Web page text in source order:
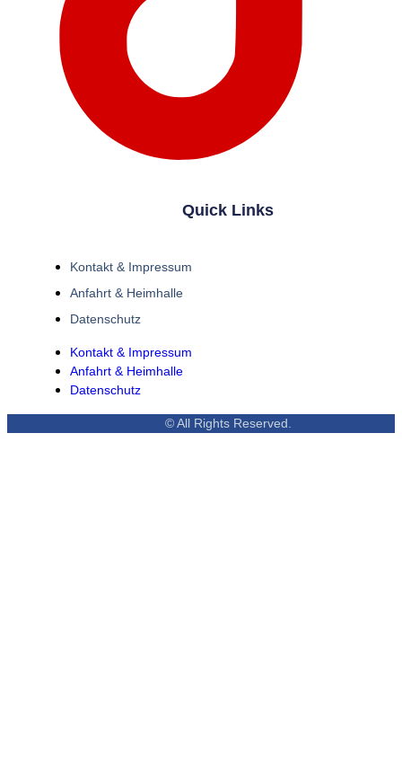
Quick Links
Kontakt & Impressum
Anfahrt & Heimhalle
Datenschutz
Kontakt & Impressum
Anfahrt & Heimhalle
Datenschutz
© All Rights Reserved.